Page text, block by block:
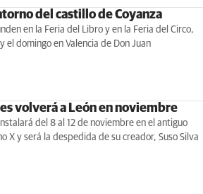
del castillo de Coyanza
en la Feria del Libro y en la Feria del Circo,
domingo en Valencia de Don Juan
volverá a León en noviembre
del 8 al 12 de noviembre en el antiguo
X y será la despedida de su creador, Suso Silva